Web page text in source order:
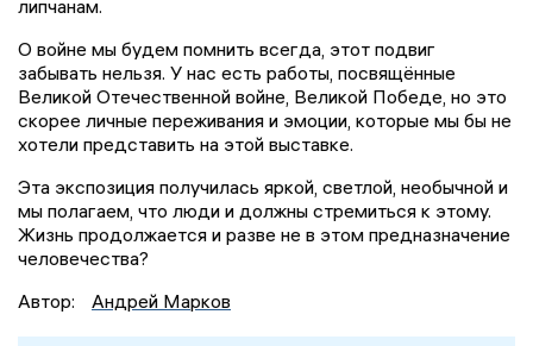
липчанам.
О войне мы будем помнить всегда, этот подвиг
забывать нельзя. У нас есть работы, посвящённые
Великой Отечественной войне, Великой Победе, но это
скорее личные переживания и эмоции, которые мы бы не
хотели представить на этой выставке.
Эта экспозиция получилась яркой, светлой, необычной и
мы полагаем, что люди и должны стремиться к этому.
Жизнь продолжается и разве не в этом предназначение
человечества?
Автор:
Андрей Марков